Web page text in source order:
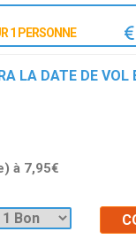
1 PERSONNE
LA DATE DE VOL
à 7,95€